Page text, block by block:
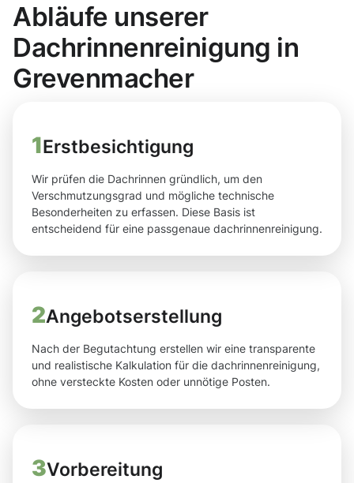
Abläufe unserer
Dachrinnenreinigung in
Grevenmacher
1Erstbesichtigung
Wir prüfen die Dachrinnen gründlich, um den
Verschmutzungsgrad und mögliche technische
Besonderheiten zu erfassen. Diese Basis ist
entscheidend für eine passgenaue dachrinnenreinigung.
2Angebotserstellung
Nach der Begutachtung erstellen wir eine transparente
und realistische Kalkulation für die dachrinnenreinigung,
ohne versteckte Kosten oder unnötige Posten.
3Vorbereitung